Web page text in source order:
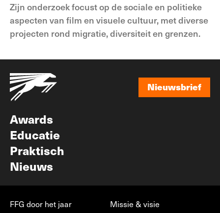
Zijn onderzoek focust op de sociale en politieke
aspecten van film en visuele cultuur, met diverse
projecten rond migratie, diversiteit en grenzen.
Nieuwsbrief
Awards
Educatie
Praktisch
Nieuws
FFG door het jaar
Missie & visie